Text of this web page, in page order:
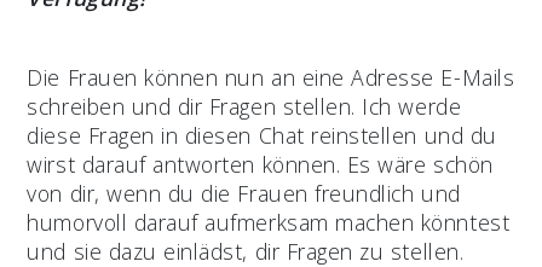
Die Frauen können nun an eine Adresse E-Mails
schreiben und dir Fragen stellen. Ich werde
diese Fragen in diesen Chat reinstellen und du
wirst darauf antworten können. Es wäre schön
von dir, wenn du die Frauen freundlich und
humorvoll darauf aufmerksam machen könntest
und sie dazu einlädst, dir Fragen zu stellen.